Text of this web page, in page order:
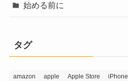
始める前に
タグ
amazon apple Apple Store iPhone